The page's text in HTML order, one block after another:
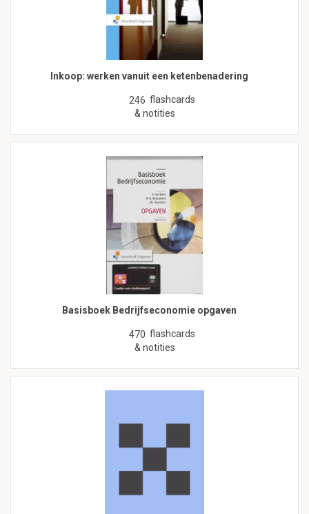
Inkoop: werken vanuit een ketenbenadering
246 flashcards
& notities
Basisboek Bedrijfseconomie opgaven
470 flashcards
& notities